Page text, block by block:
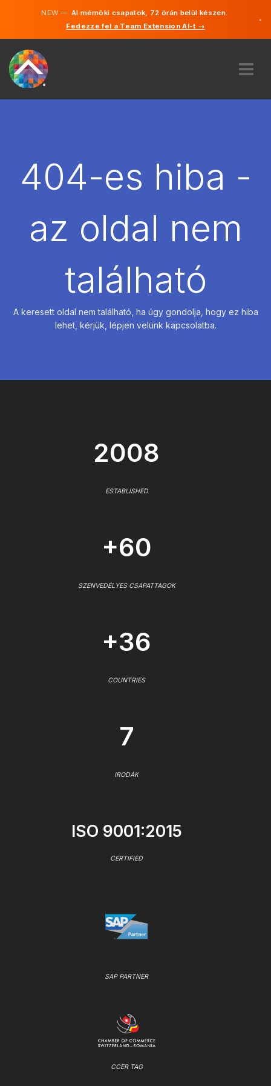
NEW —AI mérnöki csapatok, 72 órán belül készen.
Fedezze fel a Team Extension AI-t →
×
BÉREL
404-es hiba -
az oldal nem
található
A keresett oldal nem található, ha úgy gondolja, hogy ez hiba
lehet, kérjük, lépjen velünk kapcsolatba.
2008
ESTABLISHED
+60
SZENVEDÉLYES CSAPATTAGOK
+36
COUNTRIES
7
IRODÁK
ISO 9001:2015
CERTIFIED
SAP PARTNER
CCER TAG